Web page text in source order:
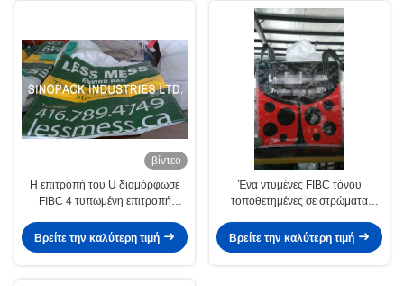
βίντεο
Η επιτροπή του U διαμόρφωσε
FIBC 4 τυπωμένη επιτροπή
τσαντών BOPP
Βρείτε την καλύτερη τιμή
Ένα ντυμένες FIBC τόνου
τοποθετημένες σε στρώματα
τσαντών για τη γεωργική χρήση
Βρείτε την καλύτερη τιμή